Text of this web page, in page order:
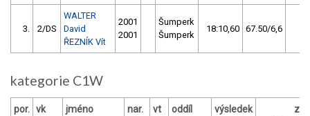
3. 2/DS
WALTER
David
ŘEZNÍK Vít
2001
2001
Šumperk
Šumperk
18:10,60 67.50/6,6
kategorie C1W
por. vk jméno nar. vt oddíl výsledek
za